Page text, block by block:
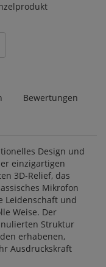
Bewertungen
Design und
einzigartigen
3D-Relief, das
Mikrofon
Leidenschaft und
Weise. Der
Struktur
erhabenen,
Ausdruckskraft